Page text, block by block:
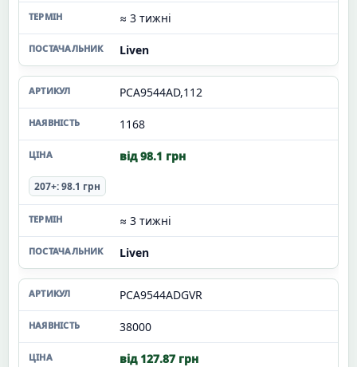
≈ 3 тижні
Liven
PCA9544AD,112
1168
від 98.1 грн
207+: 98.1 грн
≈ 3 тижні
Liven
PCA9544ADGVR
38000
від 127.87 грн